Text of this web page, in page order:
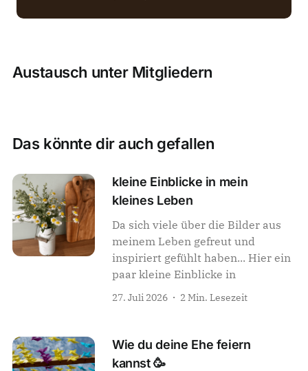
Das könnte dir auch gefallen
kleine Einblicke in mein
kleines Leben
Da sich viele über die Bilder aus
meinem Leben gefreut und
inspiriert gefühlt haben... Hier ein
paar kleine Einblicke in
27. Juli 2026 2 Min. Lesezeit
Wie du deine Ehe feiern
kannst 🥳
Austausch unter Mitgliedern